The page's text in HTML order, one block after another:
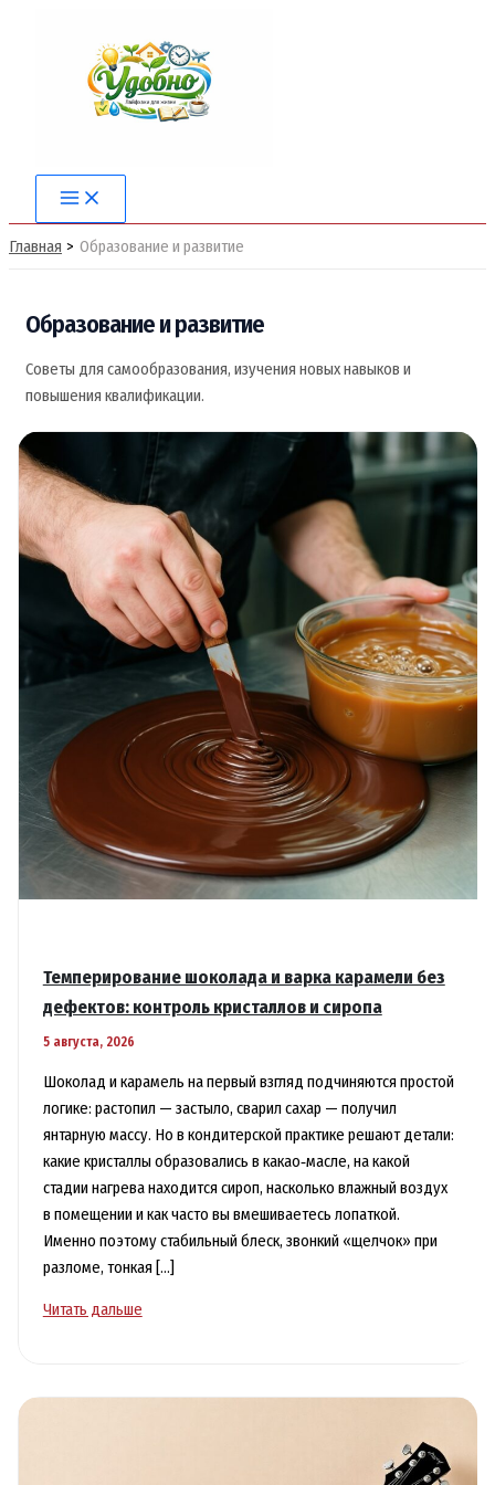
содержимому
Main
Menu
Главная Образование и развитие
Образование и развитие
Советы для самообразования, изучения новых навыков и
повышения квалификации.
Темперирование шоколада и варка карамели без
дефектов: контроль кристаллов и сиропа
5 августа, 2026
Шоколад и карамель на первый взгляд подчиняются простой
логике: растопил — застыло, сварил сахар — получил
янтарную массу. Но в кондитерской практике решают детали:
какие кристаллы образовались в какао‑масле, на какой
стадии нагрева находится сироп, насколько влажный воздух
в помещении и как часто вы вмешиваетесь лопаткой.
Именно поэтому стабильный блеск, звонкий «щелчок» при
разломе, тонкая […]
Темперирование
Читать дальше